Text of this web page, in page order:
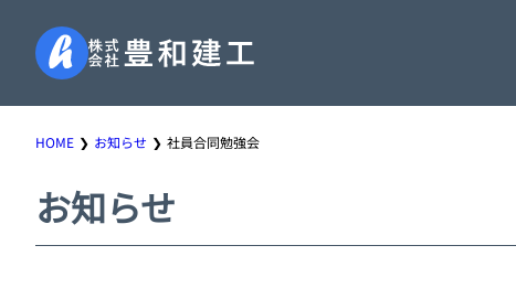
HOME お知らせ 社員合同勉強会
お知らせ